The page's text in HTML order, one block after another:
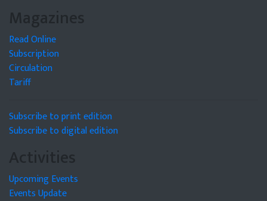
Magazines
Read Online
Subscription
Circulation
Tariff
Subscribe to print edition
Subscribe to digital edition
Activities
Upcoming Events
Events Update